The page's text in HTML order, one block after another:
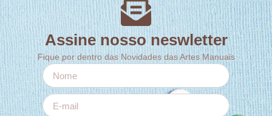
Assine nosso neswletter
Fique por dentro das Novidades das Artes Manuais